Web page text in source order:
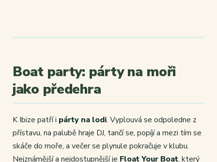
Boat party: párty na moři
jako předehra
K Ibize patří i párty na lodi. Vyplouvá se odpoledne z
přístavu, na palubě hraje DJ, tančí se, popíjí a mezi tím se
skáče do moře, a večer se plynule pokračuje v klubu.
Nejznámější a nejdostupnější je Float Your Boat, který